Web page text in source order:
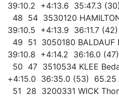
39:10.2 +4:13.6 35:47.3
48 54 3530120
39:10.5 +4:13.9 36:11.7
49 51 3050180
39:10.8 +4:14.2 36:16.0
50 47 3510534 KLEE
+4:15.0 36:35.0 (53) 65.25
51 28 3200331 WICK